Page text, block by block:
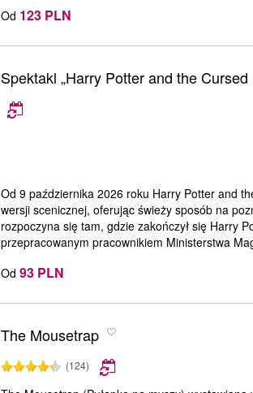
Od 123 PLN
Spektakl „Harry Potter and the Cursed
Od 9 października 2026 roku Harry Potter and
wersji scenicznej, oferując świeży sposób na
rozpoczyna się tam, gdzie zakończył się Harry
przepracowanym pracownikiem Ministerstwa
Od 93 PLN
The Mousetrap
(124)